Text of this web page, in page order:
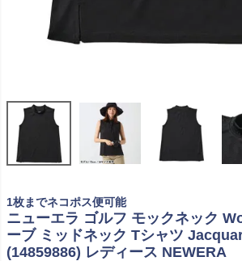
1枚までネコポス便可能
ニューエラ ゴルフ モックネック
ーブ ミッドネック Tシャツ
(14859886) レディース NEWERA